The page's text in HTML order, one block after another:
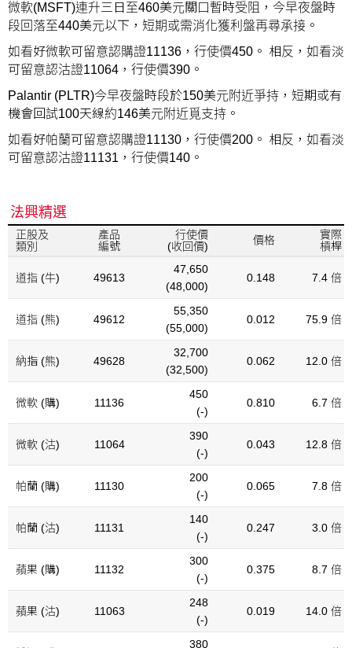
微軟(MSFT)連升三日至460美元關口暫時受阻，今早夜盤時
段回落至440美元以下，短期或需消化獲利盤再尋承接。
如看好微軟可留意認購證11136，行使價450。 相反，如看淡
可留意認沽證11064，行使價390。
Palantir (PLTR)今早夜盤時段於150美元附近爭持，短期或有
機會回試100天線約146美元附近覓支持。
如看好帕蘭可留意認購證11130，行使價200。 相反，如看淡
可留意認沽證11131，行使價140。
法興精選
正股及
類別
產品
編號
行使價
(收回價)
價格
實際
槓桿
道指 (牛) 49613
47,650
(48,000)
0.148 7.4 倍
道指 (熊) 49612
55,350
(55,000)
0.012 75.9 倍
納指 (熊) 49628
32,700
(32,500)
0.062 12.0 倍
微軟 (購) 11136
450
(-)
0.810 6.7 倍
微軟 (沽) 11064
390
(-)
0.043 12.8 倍
帕蘭 (購) 11130
200
(-)
0.065 7.8 倍
帕蘭 (沽) 11131
140
(-)
0.247 3.0 倍
蘋果 (購) 11132
300
(-)
0.375 8.7 倍
蘋果 (沽) 11063
248
(-)
0.019 14.0 倍
380